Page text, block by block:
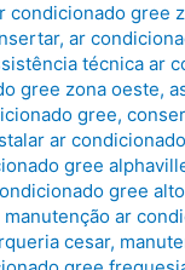
condicionado gree
,ar
técnica ar
gree zona oeste,
gree,
ar
gree
gree
manutenção ar
cesar,